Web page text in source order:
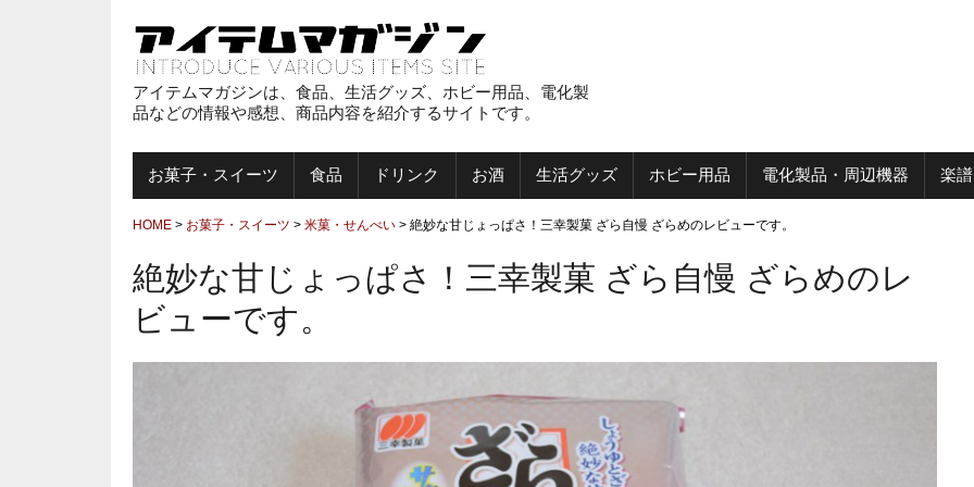
アイテムマガジンは、食品、生活グッズ、ホビー用品、電化製
品などの情報や感想、商品内容を紹介するサイトです。
お菓子・スイーツ 食品 ドリンク お酒 生活グッズ ホビー用品 電化製品・周辺機器 楽
HOME > お菓子・スイーツ > 米菓・せんべい > 絶妙な甘じょっぱさ！三幸製菓 ざら自慢 ざらめのレビューです。
絶妙な甘じょっぱさ！三幸製菓 ざら自慢 ざらめのレ
ビューです。